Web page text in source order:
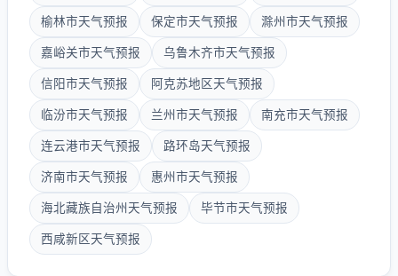
榆林市天气预报 保定市天气预报 滁州市天气预报
嘉峪关市天气预报 乌鲁木齐市天气预报
信阳市天气预报 阿克苏地区天气预报
临汾市天气预报 兰州市天气预报 南充市天气预报
连云港市天气预报 路环岛天气预报
济南市天气预报 惠州市天气预报
海北藏族自治州天气预报 毕节市天气预报
西咸新区天气预报